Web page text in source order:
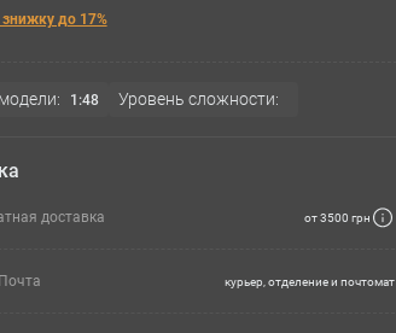
до 17%
1:48 Уровень сложности:
доставка от 3500 грн
курьер, отделение и почтомат